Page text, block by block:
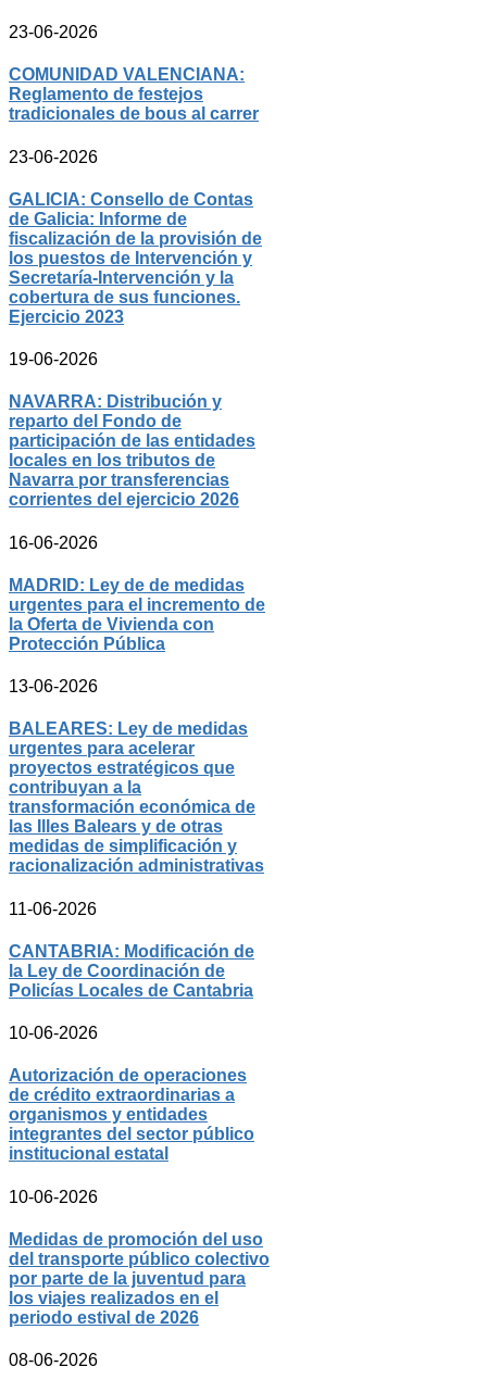
23-06-2026
COMUNIDAD VALENCIANA:
Reglamento de festejos
tradicionales de bous al carrer
23-06-2026
GALICIA: Consello de Contas
de Galicia: Informe de
fiscalización de la provisión de
los puestos de Intervención y
Secretaría-Intervención y la
cobertura de sus funciones.
Ejercicio 2023
19-06-2026
NAVARRA: Distribución y
reparto del Fondo de
participación de las entidades
locales en los tributos de
Navarra por transferencias
corrientes del ejercicio 2026
16-06-2026
MADRID: Ley de de medidas
urgentes para el incremento de
la Oferta de Vivienda con
Protección Pública
13-06-2026
BALEARES: Ley de medidas
urgentes para acelerar
proyectos estratégicos que
contribuyan a la
transformación económica de
las Illes Balears y de otras
medidas de simplificación y
racionalización administrativas
11-06-2026
CANTABRIA: Modificación de
la Ley de Coordinación de
Policías Locales de Cantabria
10-06-2026
Autorización de operaciones
de crédito extraordinarias a
organismos y entidades
integrantes del sector público
institucional estatal
10-06-2026
Medidas de promoción del uso
del transporte público colectivo
por parte de la juventud para
los viajes realizados en el
periodo estival de 2026
08-06-2026